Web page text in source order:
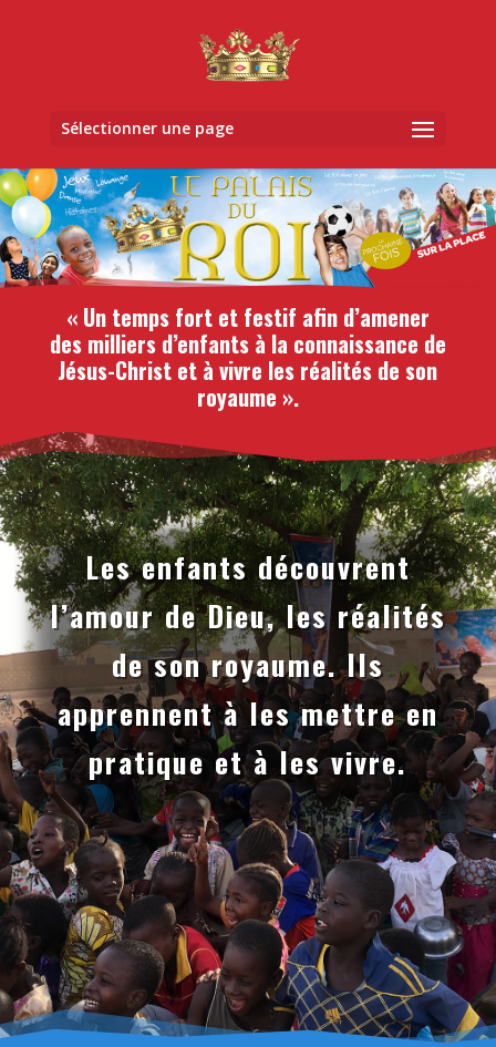
Sélectionner une page
« Un temps fort et festif afin d’amener
des milliers d’enfants à la connaissance de
Jésus-Christ et à vivre les réalités de son
royaume ».
Les enfants découvrent
l’amour de Dieu, les réalités
de son royaume. Ils
apprennent à les mettre en
pratique et à les vivre.